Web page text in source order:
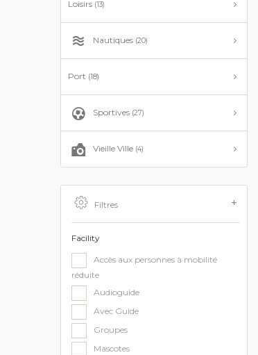
Loisirs (13)
Nautiques (20)
Port (18)
Sportives (27)
Vieille Ville (4)
Filtres
Facility
Accès aux personnes à mobilité
réduite
Audioguide
Avec Guide
Groupes
Mascotes